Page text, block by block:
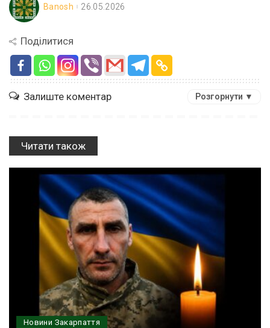
Banosh 26.05.2026
Поділитися
Залиште коментар Розгорнути ▼
Читати також
Новини Закарпаття